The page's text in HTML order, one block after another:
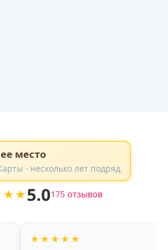
место
· несколько лет подряд
5.0175 отзывов